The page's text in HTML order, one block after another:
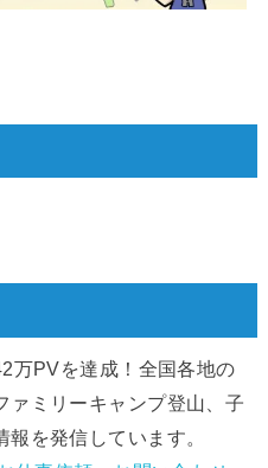
万PVを達成！全国各地の
ァミリーキャンプ登山、子
を発信しています。